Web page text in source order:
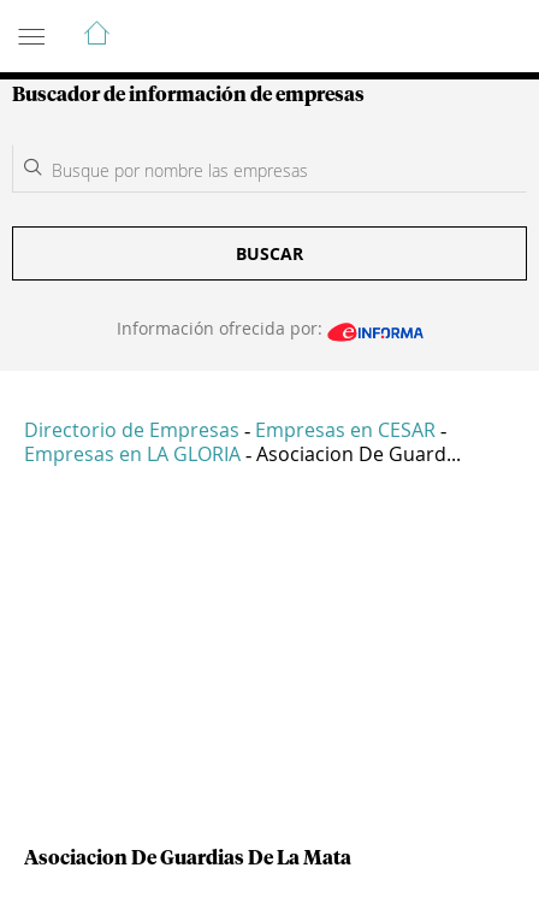
Guía de Empresas Colombianas
Buscador de información de empresas
BUSCAR
Información ofrecida por:
Directorio de Empresas - Empresas en CESAR -
Empresas en LA GLORIA - Asociacion De Guard...
Asociacion De Guardias De La Mata